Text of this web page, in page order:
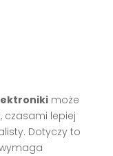
może
czasami lepiej
Dotyczy to